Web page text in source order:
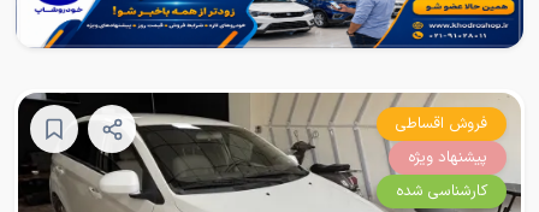
فروش اقساطی
پیشنهاد ویژه
کارشناسی شده